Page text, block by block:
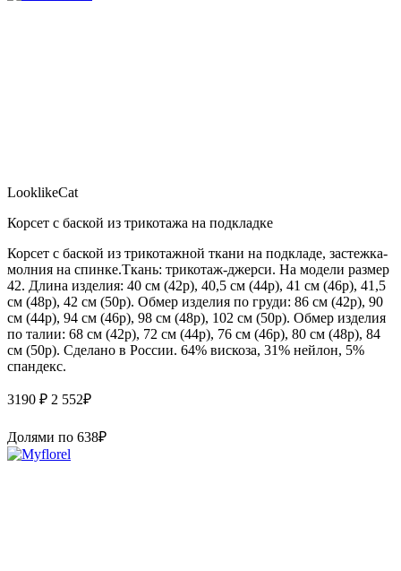
LooklikeCat
Корсет с баской из трикотажа на подкладке
Корсет с баской из трикотажной ткани на подкладе, застежка-
молния на спинке.Ткань: трикотаж-джерси. На модели размер
42. Длина изделия: 40 см (42р), 40,5 см (44р), 41 см (46р), 41,5
см (48р), 42 см (50р). Обмер изделия по груди: 86 см (42р), 90
см (44р), 94 см (46р), 98 см (48р), 102 см (50р). Обмер изделия
по талии: 68 см (42р), 72 см (44р), 76 см (46р), 80 см (48р), 84
см (50р). Сделано в России. 64% вискоза, 31% нейлон, 5%
спандекс.
3190 ₽ 2 552₽
Долями по 638₽